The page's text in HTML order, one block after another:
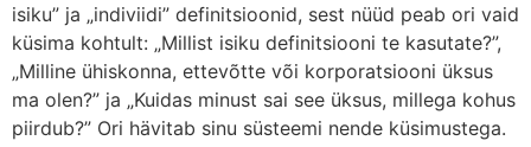
isiku” ja „indiviidi” definitsioonid, sest nüüd peab ori vaid
küsima kohtult: „Millist isiku definitsiooni te kasutate?”,
„Milline ühiskonna, ettevõtte või korporatsiooni üksus
ma olen?” ja „Kuidas minust sai see üksus, millega kohus
piirdub?” Ori hävitab sinu süsteemi nende küsimustega.